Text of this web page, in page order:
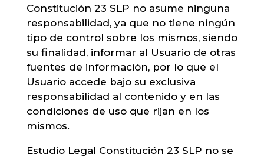
Constitución 23 SLP no asume ninguna
responsabilidad, ya que no tiene ningún
tipo de control sobre los mismos, siendo
su finalidad, informar al Usuario de otras
fuentes de información, por lo que el
Usuario accede bajo su exclusiva
responsabilidad al contenido y en las
condiciones de uso que rijan en los
mismos.
Estudio Legal Constitución 23 SLP no se